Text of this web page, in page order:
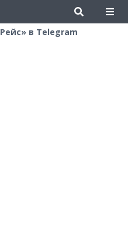
в Telegram